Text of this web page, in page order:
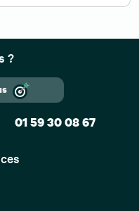
?
01 59 30 08 67